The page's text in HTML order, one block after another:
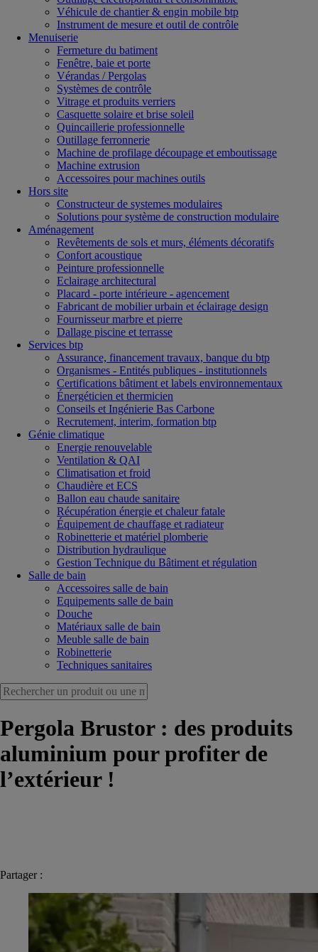
Véhicule de chantier & engin mobile btp
Instrument de mesure et outil de contrôle
Menuiserie
Fermeture du batiment
Fenêtre, baie et porte
Vérandas / Pergolas
Systèmes de contrôle
Vitrage et produits verriers
Casquette solaire et brise soleil
Quincaillerie professionnelle
Outillage ferronnerie
Machine de profilage découpage et emboutissage
Machine extrusion
Accessoires pour machines outils
Hors site
Constructeur de systemes modulaires
Solutions pour système de construction modulaire
Aménagement
Revêtements de sols et murs, éléments décoratifs
Confort acoustique
Peinture professionnelle
Eclairage architectural
Placard - porte intérieure - agencement
Fabricant de mobilier urbain et éclairage design
Fournisseur marbre et pierre
Dallage piscine et terrasse
Services btp
Assurance, financement travaux, banque du btp
Organismes - Entités publiques - institutionnels
Certifications bâtiment et labels environnementaux
Énergéticien et thermicien
Conseils et Ingénierie Bas Carbone
Recrutement, interim, formation btp
Génie climatique
Energie renouvelable
Ventilation & QAI
Climatisation et froid
Chaudière et ECS
Ballon eau chaude sanitaire
Récupération énergie et chaleur fatale
Équipement de chauffage et radiateur
Robinetterie et matériel plomberie
Distribution hydraulique
Gestion Technique du Bâtiment et régulation
Salle de bain
Accessoires salle de bain
Equipements salle de bain
Douche
Matériaux salle de bain
Meuble salle de bain
Robinetterie
Techniques sanitaires
Pergola Brustor : des produits
aluminium pour profiter de
l’extérieur !
Partager :